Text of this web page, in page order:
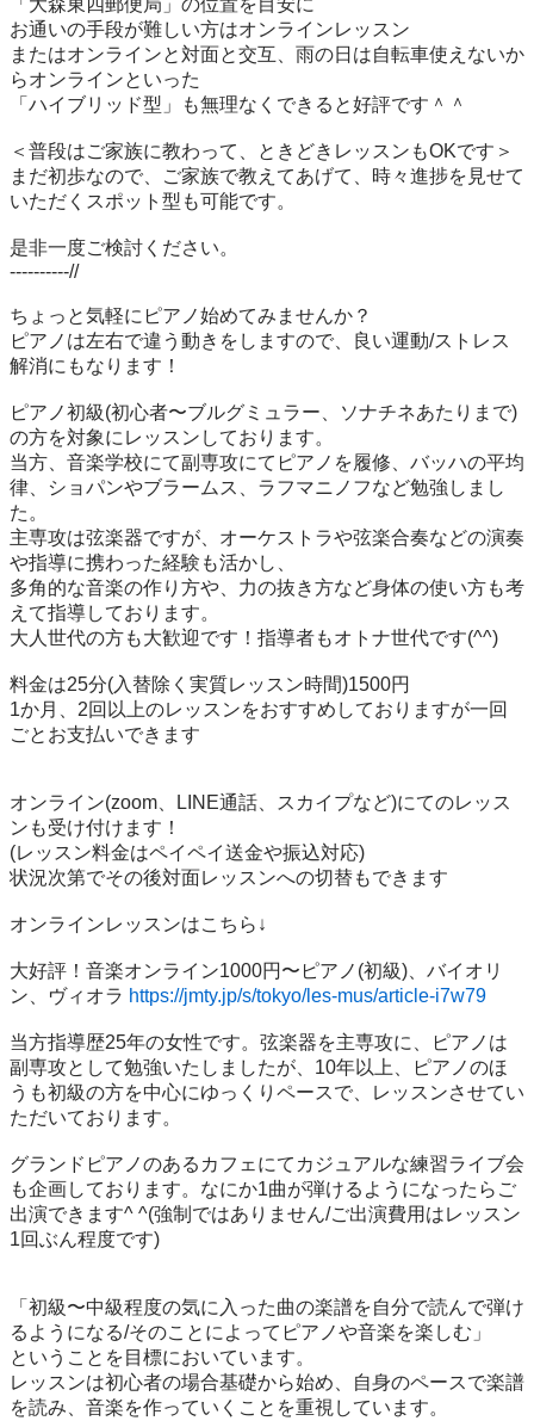
「大森東四郵便局」の位置を目安に
お通いの手段が難しい方はオンラインレッスン
またはオンラインと対面と交互、雨の日は自転車使えないか
らオンラインといった
「ハイブリッド型」も無理なくできると好評です＾＾
＜普段はご家族に教わって、ときどきレッスンもOKです＞
まだ初歩なので、ご家族で教えてあげて、時々進捗を見せて
いただくスポット型も可能です。
是非一度ご検討ください。
----------//
ちょっと気軽にピアノ始めてみませんか？
ピアノは左右で違う動きをしますので、良い運動/ストレス
解消にもなります！
ピアノ初級(初心者〜ブルグミュラー、ソナチネあたりまで)
の方を対象にレッスンしております。
当方、音楽学校にて副専攻にてピアノを履修、バッハの平均
律、ショパンやブラームス、ラフマニノフなど勉強しまし
た。
主専攻は弦楽器ですが、オーケストラや弦楽合奏などの演奏
や指導に携わった経験も活かし、
多角的な音楽の作り方や、力の抜き方など身体の使い方も考
えて指導しております。
大人世代の方も大歓迎です！指導者もオトナ世代です(^^)
料金は25分(入替除く実質レッスン時間)1500円
1か月、2回以上のレッスンをおすすめしておりますが一回
ごとお支払いできます
オンライン(zoom、LINE通話、スカイプなど)にてのレッス
ンも受け付けます！
(レッスン料金はペイペイ送金や振込対応)
状況次第でその後対面レッスンへの切替もできます
オンラインレッスンはこちら↓
大好評！音楽オンライン1000円〜ピアノ(初級)、バイオリ
ン、ヴィオラ https://jmty.jp/s/tokyo/les-mus/article-i7w79
当方指導歴25年の女性です。弦楽器を主専攻に、ピアノは
副専攻として勉強いたしましたが、10年以上、ピアノのほ
うも初級の方を中心にゆっくりペースで、レッスンさせてい
ただいております。
グランドピアノのあるカフェにてカジュアルな練習ライブ会
も企画しております。なにか1曲が弾けるようになったらご
出演できます^ ^(強制ではありません/ご出演費用はレッスン
1回ぶん程度です)
「初級〜中級程度の気に入った曲の楽譜を自分で読んで弾け
るようになる/そのことによってピアノや音楽を楽しむ」
ということを目標においています。
レッスンは初心者の場合基礎から始め、自身のペースで楽譜
を読み、音楽を作っていくことを重視しています。